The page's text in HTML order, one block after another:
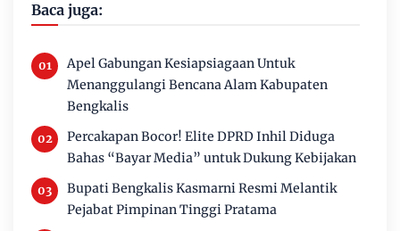
Baca juga:
Apel Gabungan Kesiapsiagaan Untuk
Menanggulangi Bencana Alam Kabupaten
Bengkalis
Percakapan Bocor! Elite DPRD Inhil Diduga
Bahas “Bayar Media” untuk Dukung Kebijakan
Bupati Bengkalis Kasmarni Resmi Melantik
Pejabat Pimpinan Tinggi Pratama